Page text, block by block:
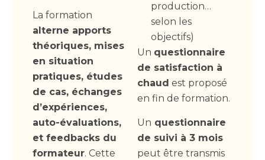
La formation
alterne apports
théoriques, mises
en situation
pratiques, études
de cas, échanges
d’expériences,
auto-évaluations,
et feedbacks du
formateur. Cette
production…
selon les
objectifs)
Un questionnaire
de satisfaction à
chaud est proposé
en fin de formation.
Un questionnaire
de suivi à 3 mois
peut être transmis